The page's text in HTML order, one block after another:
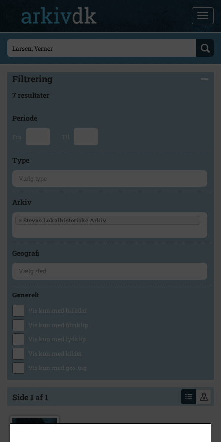
Filtrering
7 resultater
Periode
Fra Til
Type
Arkiv
× Stevns Lokalhistoriske Arkiv
Geografi
Generelt
Vis kun med billeder
Vis kun med filmklip
Vis kun med lydklip
Vis kun med kilder
Vis kun med geo-tag
Side 1 af 1